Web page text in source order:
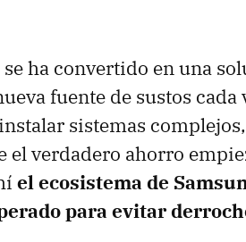
ha convertido en una
fuente de sustos cada
sistemas
verdadero ahorro
el ecosistema de
para evitar